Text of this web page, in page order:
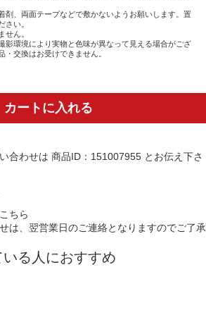
剤、両面テープなどで敷かないようお願いします。置
さい。
せん。
影環境により実物と色味が異なって見える場合がござ
・交換はお受けできません。
カートに入れる
合わせは 商品ID：151007955 とお伝え下さ
ちら
は、翌営業日のご連絡となりますのでご了承
る人におすすめ